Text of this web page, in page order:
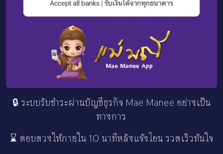
🔒 ระบบรับชำระผ่านบัญชีธุรกิจ Mae Manee อย่างเป็น
ทางการ
⌛ ตอบดวงให้ภายใน 10 นาทีหลังแจ้งโอน รวดเร็วทันใจ